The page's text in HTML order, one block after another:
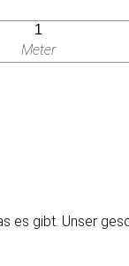
Meter
gibt. Unser